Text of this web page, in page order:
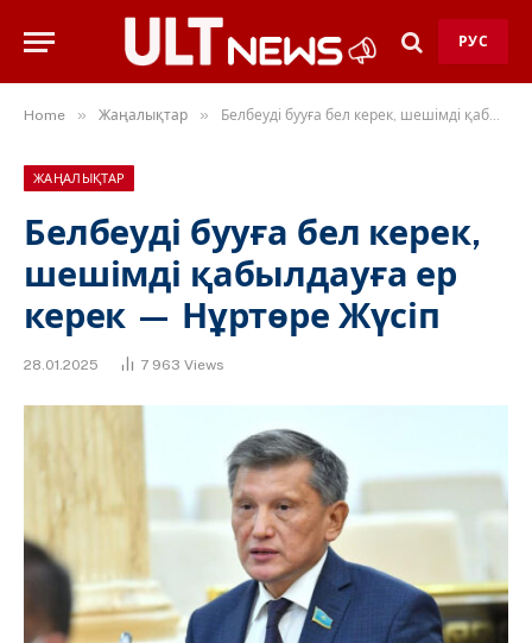
РУС
Home » Жаңалықтар » Белбеуді бууға бел керек, шешімді қабылдауға ер керек — Нұртөре Жүсіп
ЖАҢАЛЫҚТАР
Белбеуді бууға бел керек,
шешімді қабылдауға ер
керек — Нұртөре Жүсіп
28.01.2025 7 963 Views